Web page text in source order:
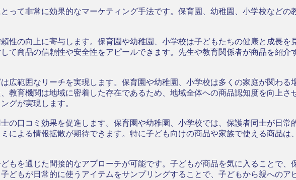
って非常に効果的なマーケティング手法です。保育園、幼稚園、小学校など
性の向上に寄与します。保育園や幼稚園、小学校は子どもたちの健康と成長
て商品の信頼性や安全性をアピールできます。先生や教育関係者が商品を紹
広範囲なリーチを実現します。保育園や幼稚園、小学校は多くの家庭が関わ
教育機関は地域に密着した存在であるため、地域全体への商品認知度を向上
グが実現します。
の口コミ効果を促進します。保育園や幼稚園、小学校では、保護者同士が日
による情報拡散が期待できます。特に子ども向けの商品や家族で使える商品
もを通じた間接的なアプローチが可能です。子どもが商品を気に入ることで
どもが日常的に使うアイテムをサンプリングすることで、子どもから親への